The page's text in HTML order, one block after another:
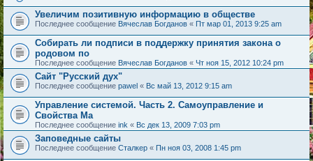
Увеличим позитивную информацию в обществе
Последнее сообщение Вячеслав Богданов « Пт мар 01, 2013 9:25 am
Собирать ли подписи в поддержку принятия закона о
родовом по
Последнее сообщение Вячеслав Богданов « Чт ноя 15, 2012 10:24 pm
Сайт "Русский дух"
Последнее сообщение pawel « Вс май 13, 2012 9:15 am
Управление системой. Часть 2. Самоуправление и
Свойства Ма
Последнее сообщение ink « Вс дек 13, 2009 7:03 pm
Заповедные сайты
Последнее сообщение Сталкер « Пн ноя 03, 2008 1:45 pm